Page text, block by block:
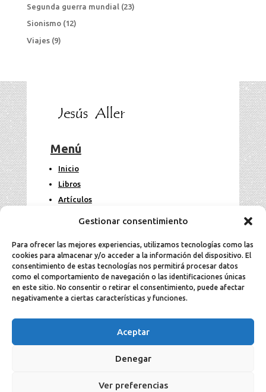
Gestionar consentimiento
Para ofrecer las mejores experiencias, utilizamos tecnologías como las
cookies para almacenar y/o acceder a la información del dispositivo. El
consentimiento de estas tecnologías nos permitirá procesar datos
como el comportamiento de navegación o las identificaciones únicas
en este sitio. No consentir o retirar el consentimiento, puede afectar
negativamente a ciertas características y funciones.
Aceptar
Denegar
Ver preferencias
Segunda guerra mundial (23)
Sionismo(12)
Viajes(9)
Menú
Inicio
Libros
Artículos
Legal
Aviso Legal
Política de privacidad
reservados ©.